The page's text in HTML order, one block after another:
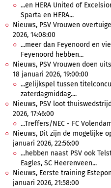
...en HERA United of
Sparta en HERA...
Nieuws, PSV Vrouwen
2026, 14:08:00
...meer dan Feyenoord en
Feyenoord hebben...
Nieuws, PSV Vrouwen doen
18 januari 2026, 19:00:00
...gelijkspel tussen
zaterdagmiddag....
Nieuws, PSV loot
2026, 17:46:00
...Treffers/NEC - FC
Nieuws, Dit zijn de mogelijke
januari 2026, 22:56:00
...hebben naast PSV ook
Eagles, SC Heerenveen...
Nieuws, Eerste training
januari 2026, 21:58:00